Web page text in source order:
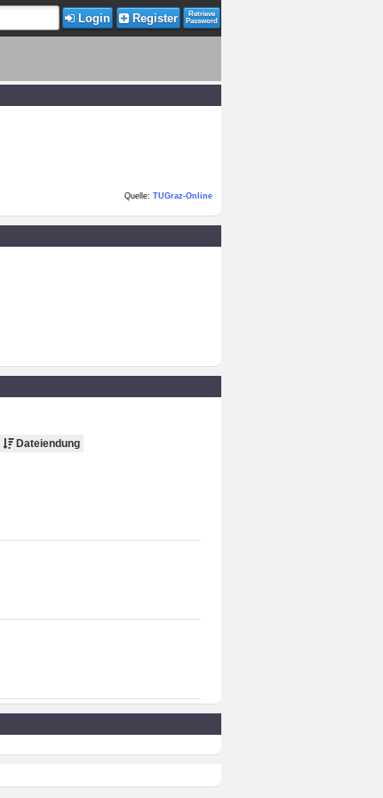
Login Register
Retrieve
Password
Quelle: TUGraz-Online
Dateiendung